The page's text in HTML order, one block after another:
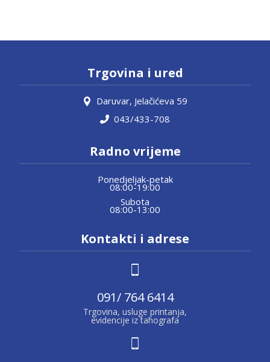
Trgovina i ured
Daruvar, Jelačićeva 59
043/433-708
Radno vrijeme
Ponedjeljak-petak
08:00-19:00
Subota
08:00-13:00
Kontakti i adrese
091/ 764 6414
Trgovina, usluge printanja,
evidencije iz tahografa